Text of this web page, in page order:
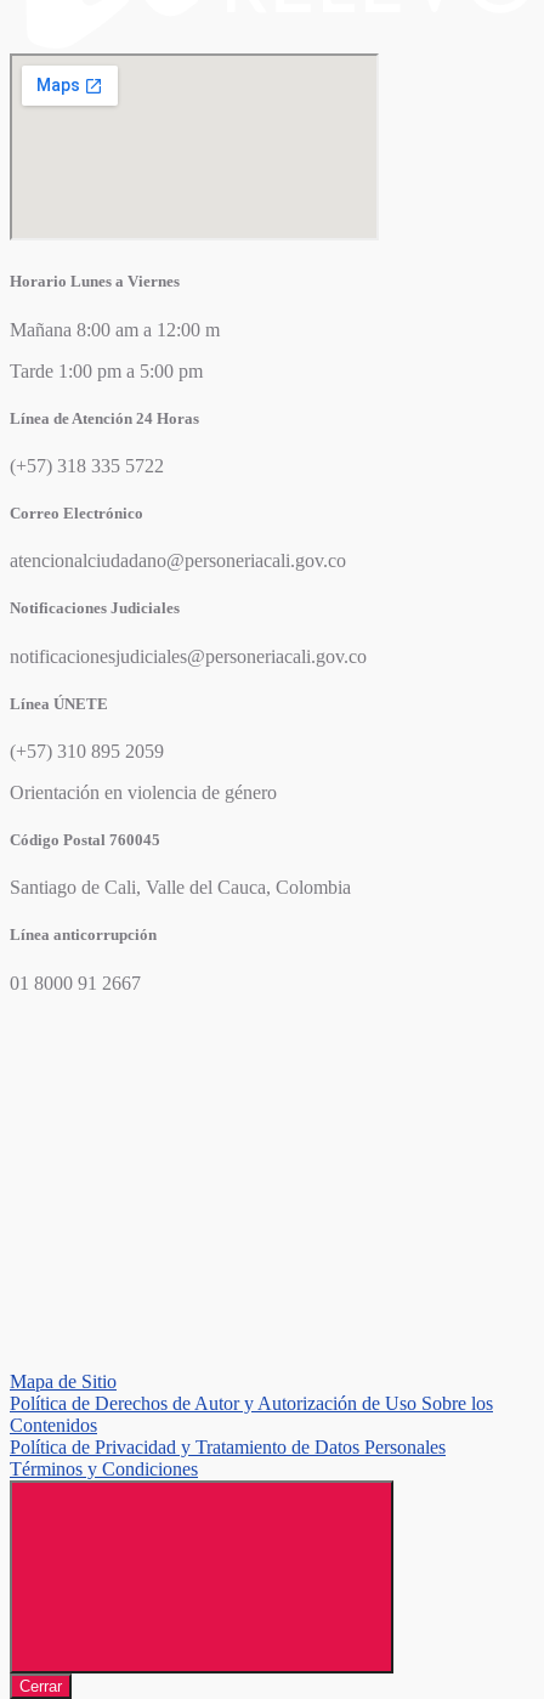
Horario Lunes a Viernes
Mañana 8:00 am a 12:00 m
Tarde 1:00 pm a 5:00 pm
Línea de Atención 24 Horas
(+57) 318 335 5722
Correo Electrónico
atencionalciudadano@personeriacali.gov.co
Notificaciones Judiciales
notificacionesjudiciales@personeriacali.gov.co
Línea ÚNETE
(+57) 310 895 2059
Orientación en violencia de género
Código Postal 760045
Santiago de Cali, Valle del Cauca, Colombia
Línea anticorrupción
01 8000 91 2667
Mapa de Sitio
Política de Derechos de Autor y Autorización de Uso Sobre los
Contenidos
Política de Privacidad y Tratamiento de Datos Personales
Términos y Condiciones
Cerrar